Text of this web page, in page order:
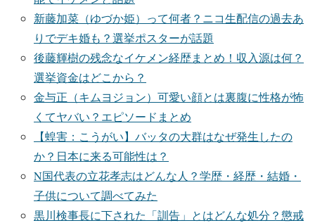
新藤加菜（ゆづか姫）って何者？ニコ生配信の過去あ
りでデキ婚も？選挙ポスターが話題
後藤輝樹の残念なイケメン経歴まとめ！収入源は何？
選挙資金はどこから？
金与正（キムヨジョン）可愛い顔とは裏腹に性格が怖
くてヤバい？エピソードまとめ
【蝗害：こうがい】バッタの大群はなぜ発生したの
か？日本に来る可能性は？
N国代表の立花孝志はどんな人？学歴・経歴・結婚・
子供について調べてみた
黒川検事長に下された「訓告」とはどんな処分？懲戒